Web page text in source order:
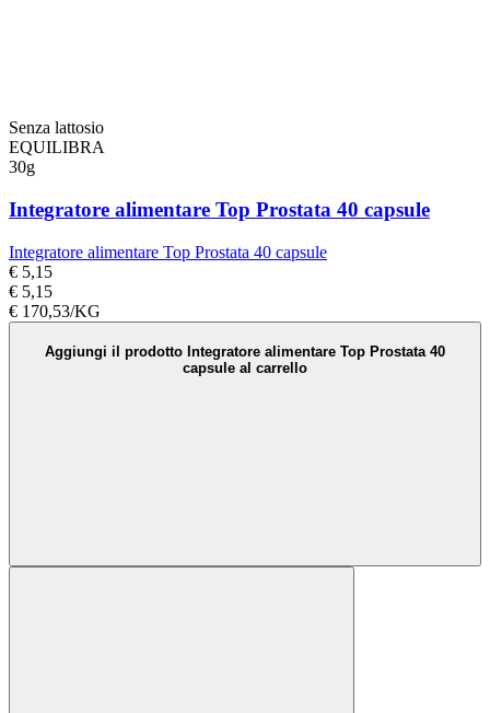
Senza lattosio
EQUILIBRA
30g
Integratore alimentare Top Prostata 40 capsule
Integratore alimentare Top Prostata 40 capsule
€ 5,15
€ 5,15
€ 170,53/KG
Aggiungi il prodotto Integratore alimentare Top Prostata 40
capsule al carrello